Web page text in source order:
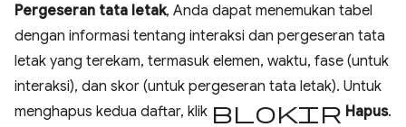
Pergeseran tata letak, Anda dapat menemukan tabel
dengan informasi tentang interaksi dan pergeseran tata
letak yang terekam, termasuk elemen, waktu, fase (untuk
interaksi), dan skor (untuk pergeseran tata letak). Untuk
menghapus kedua daftar, klik blokir Hapus.